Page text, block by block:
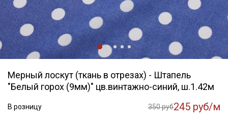
Мерный лоскут (ткань в отрезах) - Штапель
"Белый горох (9мм)" цв.винтажно-синий, ш.1.42м
В розницу 350 руб245 руб/м